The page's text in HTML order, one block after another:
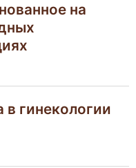
на
в гинекологии